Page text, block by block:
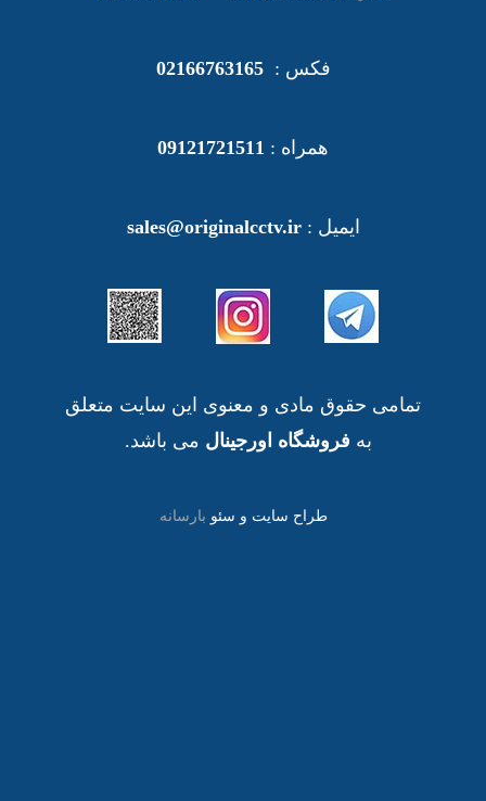
فکس :02166763165
همراه : 09121721511
ایمیل :sales@originalcctv.ir
تمامی حقوق مادی و معنوی این سایت متعلق
به فروشگاه اورجینال می باشد.
طراح سایت و سئو بارسانه